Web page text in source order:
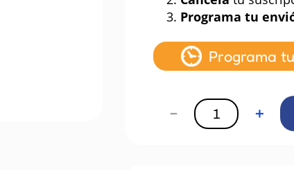
3. Programa tu
Programa
＋
－